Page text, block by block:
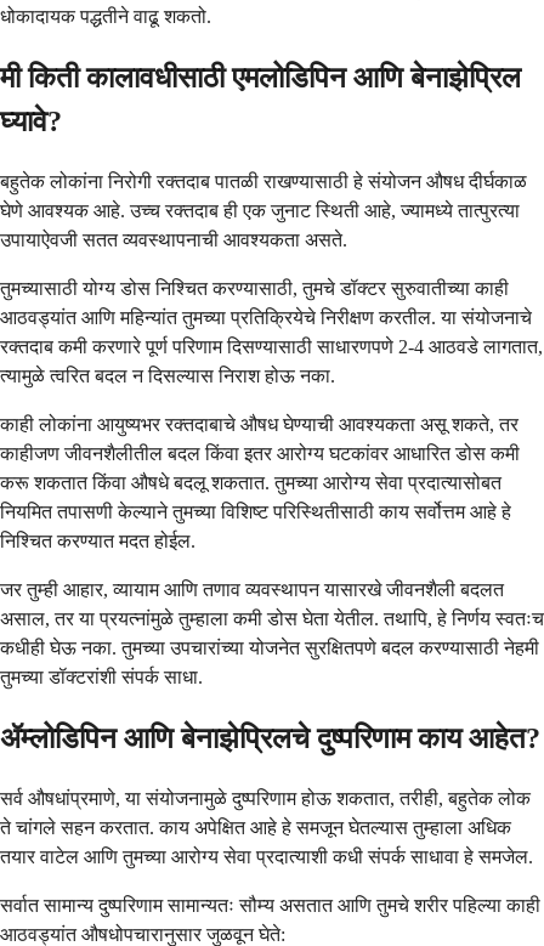
धोकादायक पद्धतीने वाढू शकतो.
मी किती कालावधीसाठी एमलोडिपिन आणि बेनाझेप्रिल
घ्यावे?
बहुतेक लोकांना निरोगी रक्तदाब पातळी राखण्यासाठी हे संयोजन औषध दीर्घकाळ
घेणे आवश्यक आहे. उच्च रक्तदाब ही एक जुनाट स्थिती आहे, ज्यामध्ये तात्पुरत्या
उपायाऐवजी सतत व्यवस्थापनाची आवश्यकता असते.
तुमच्यासाठी योग्य डोस निश्चित करण्यासाठी, तुमचे डॉक्टर सुरुवातीच्या काही
आठवड्यांत आणि महिन्यांत तुमच्या प्रतिक्रियेचे निरीक्षण करतील. या संयोजनाचे
रक्तदाब कमी करणारे पूर्ण परिणाम दिसण्यासाठी साधारणपणे 2-4 आठवडे लागतात,
त्यामुळे त्वरित बदल न दिसल्यास निराश होऊ नका.
काही लोकांना आयुष्यभर रक्तदाबाचे औषध घेण्याची आवश्यकता असू शकते, तर
काहीजण जीवनशैलीतील बदल किंवा इतर आरोग्य घटकांवर आधारित डोस कमी
करू शकतात किंवा औषधे बदलू शकतात. तुमच्या आरोग्य सेवा प्रदात्यासोबत
नियमित तपासणी केल्याने तुमच्या विशिष्ट परिस्थितीसाठी काय सर्वोत्तम आहे हे
निश्चित करण्यात मदत होईल.
जर तुम्ही आहार, व्यायाम आणि तणाव व्यवस्थापन यासारखे जीवनशैली बदलत
असाल, तर या प्रयत्नांमुळे तुम्हाला कमी डोस घेता येतील. तथापि, हे निर्णय स्वतःच
कधीही घेऊ नका. तुमच्या उपचारांच्या योजनेत सुरक्षितपणे बदल करण्यासाठी नेहमी
तुमच्या डॉक्टरांशी संपर्क साधा.
ॲम्लोडिपिन आणि बेनाझेप्रिलचे दुष्परिणाम काय आहेत?
सर्व औषधांप्रमाणे, या संयोजनामुळे दुष्परिणाम होऊ शकतात, तरीही, बहुतेक लोक
ते चांगले सहन करतात. काय अपेक्षित आहे हे समजून घेतल्यास तुम्हाला अधिक
तयार वाटेल आणि तुमच्या आरोग्य सेवा प्रदात्याशी कधी संपर्क साधावा हे समजेल.
सर्वात सामान्य दुष्परिणाम सामान्यतः सौम्य असतात आणि तुमचे शरीर पहिल्या काही
आठवड्यांत औषधोपचारानुसार जुळवून घेते: